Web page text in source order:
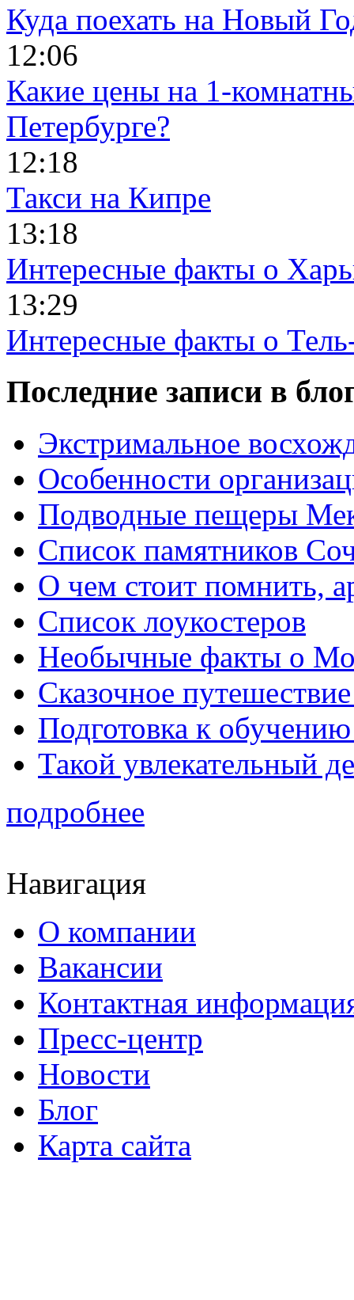
Куда поехать на Новый
12:06
Какие цены на 1-
Петербурге?
12:18
Такси на Кипре
13:18
Интересные факты о
13:29
Интересные факты о
Последние записи в
Экстримальное
Особенности
Подводные пещеры
Список памятников
О чем стоит помнить,
Список лоукостеров
Необычные факты о
Сказочное
Подготовка к
Такой увлекательный
подробнее
Навигация
О компании
Вакансии
Контактная
Пресс-центр
Новости
Блог
Карта сайта